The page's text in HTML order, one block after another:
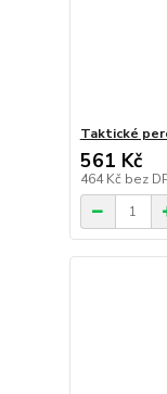
Taktické
561 Kč
464 Kč bez